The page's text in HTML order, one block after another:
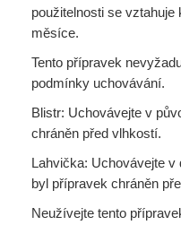
použitelnosti se vztahuje
měsíce.
Tento přípravek
podmínky uchovávání.
Blistr: Uchovávejte v
chráněn před vlhkostí.
Lahvička: Uchovávejte v
byl přípravek chráněn
Neužívejte tento